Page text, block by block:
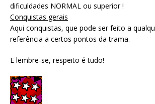
dificuldades NORMAL ou superior !
Conquistas gerais
Aqui conquistas, que pode ser feito a
referência a certos pontos da trama.
E lembre-se, respeito é tudo!